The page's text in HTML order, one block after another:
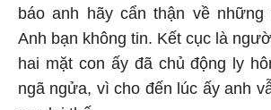
báo anh hãy cẩn thận về những
Anh bạn không tin. Kết cục là
hai mặt con ấy đã chủ động ly
ngã ngửa, vì cho đến lúc ấy anh